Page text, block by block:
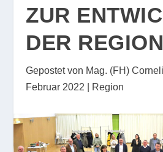
ZUR
DER REGION
Gepostet von Mag. (FH)
Februar 2022
Region